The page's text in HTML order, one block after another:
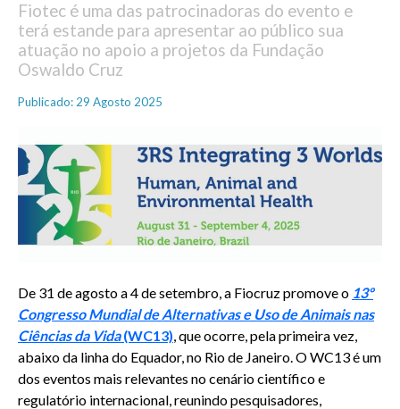
Fiotec é uma das patrocinadoras do evento e
terá estande para apresentar ao público sua
atuação no apoio a projetos da Fundação
Oswaldo Cruz
Publicado: 29 Agosto 2025
De 31 de agosto a 4 de setembro, a Fiocruz promove o 13º
Congresso Mundial de Alternativas e Uso de Animais nas
Ciências da Vida(WC13) , que ocorre, pela primeira vez,
abaixo da linha do Equador, no Rio de Janeiro. O WC13 é um
dos eventos mais relevantes no cenário científico e
regulatório internacional, reunindo pesquisadores,